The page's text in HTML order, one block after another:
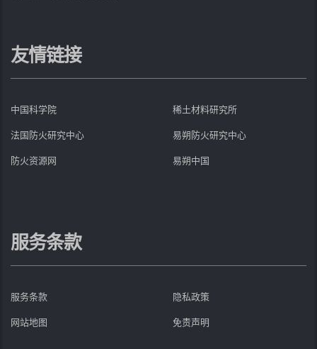
友情链接
中国科学院 稀土材料研究所
法国防火研究中心 易朔防火研究中心
防火资源网 易朔中国
服务条款
服务条款 隐私政策
网站地图 免责声明